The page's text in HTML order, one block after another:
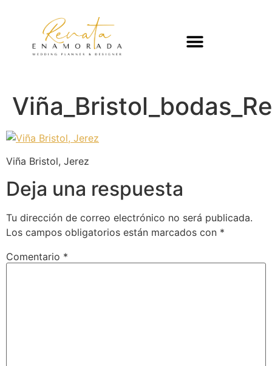
Viña Bristol, Jerez
Deja una respuesta
Tu dirección de correo electrónico no será publicada.
Los campos obligatorios están marcados con *
Comentario *